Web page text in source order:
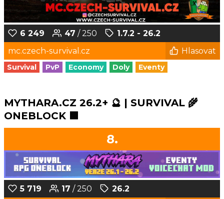
6 249 47 / 250
1.7.2 - 26.2
mc.czech-survival.cz
Hlasovat
Survival PvP Economy Doly Eventy
MYTHARA.CZ 26.2+ 🔮 | SURVIVAL 🌾
ONEBLOCK 🟩
8.
5 719 17 / 250
26.2